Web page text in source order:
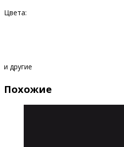
Цвета:
и другие
Похожие